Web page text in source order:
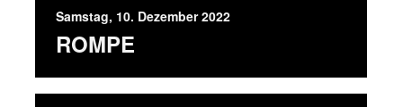
Samstag, 10. Dezember 2022
ROMPE